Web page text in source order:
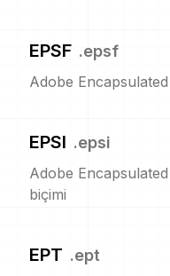
EPSF .epsf
Adobe
EPSI .epsi
Adobe
biçimi
EPT .ept